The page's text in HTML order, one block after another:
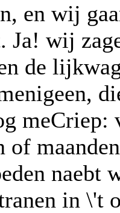
en wij
Ja! wij
de
of
naebt
in \'t